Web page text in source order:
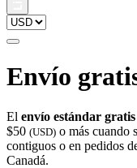
Envío
El envío estándar gratis
$50 (USD) o más cuando
contiguos o en pedidos
Canadá.